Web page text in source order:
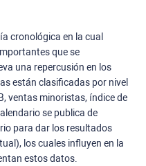
cronológica en la cual
que se
una repercusión en los
están clasificadas por nivel
ventas minoristas, índice de
se publica de
para dar los resultados
los cuales influyen en la
estos datos.